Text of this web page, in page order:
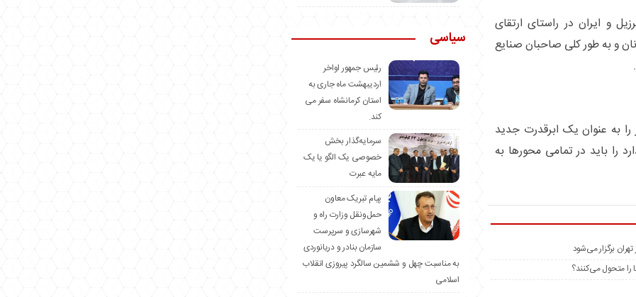
و ایران در راستای ارتقای
و به طور کلی صاحبان صنایع
به عنوان یک ابرقدرت جدید
را باید در تمامی محورها به
برگزار می‌شود
را متحول می‌کنند؟
سیاسی
رئیس جمهور اواخر
اردیبهشت ماه جاری به
استان کرمانشاه سفر می
کند.
سرمایه‌گذار بخش
خصوصی یک الگو یا یک
مایه عبرت
️پیام تبریک معاون
حمل‌ونقل وزارت راه و
شهرسازی و سرپرست
سازمان بنادر و دریانوردی
به مناسبت چهل و ششمین سالگرد پیروزی انقلاب
اسلامی